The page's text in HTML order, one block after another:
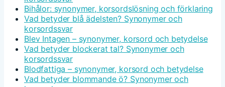
Bihålor: synonymer, korsordslösning och förklaring
Vad betyder blå ädelsten? Synonymer och
korsordssvar
Blev Intagen – synonymer, korsord och betydelse
Vad betyder blockerat tal? Synonymer och
korsordssvar
Blodfattiga – synonymer, korsord och betydelse
Vad betyder blommande ö? Synonymer och